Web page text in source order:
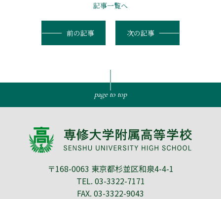
前の記事
記事一覧へ
次の記事
page to top
〒168-0063 東京都杉並区和泉4-4-1
TEL. 03-3322-7171
FAX. 03-3322-9043